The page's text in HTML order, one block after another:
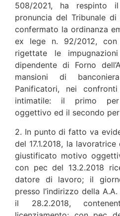
508/2021, ha respinto
pronuncia del Tribunale di
confermato la ordinanza
ex lege n. 92/2012,
rigettate le
dipendente di Forno
mansioni di
Panificatori, nei
intimatile: il primo
oggettivo ed il secondo
2. In punto di fatto va
del 17.1.2018, la
giustificato motivo
con pec del 13.2.2018
datore di lavoro; il
presso l’indirizzo della
il 28.2.2018,